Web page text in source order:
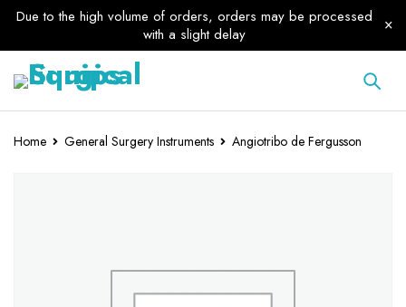
Due to the high volume of orders, orders may be processed
with a slight delay
Home General Surgery Instruments Angiotribo de Fergusson